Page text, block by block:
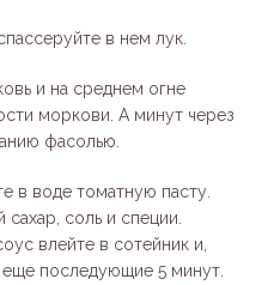
в нем лук.
и на среднем огне
моркови. А минут через
фасолью.
в воде томатную пасту.
соль и специи.
влейте в сотейник и,
последующие 5 минут.